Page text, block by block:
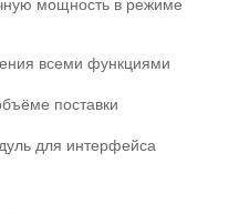
мощность в режиме
всеми функциями
поставки
для интерфейса